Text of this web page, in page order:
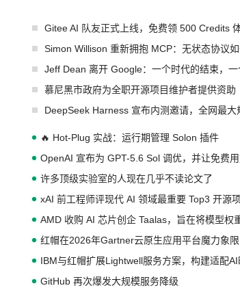
Gitee AI 队友正式上线，免费领 500 Credits
Simon Willison 重新拥抱 MCP：无状态协议
Jeff Dean 离开 Google：一个时代的结束，
慕尼黑市政府为全职开源项目维护者提供资助
DeepSeek Harness 宣布内测邀请，全网最
🔥 Hot-Plug 实战：运行期管理 Solon 插件
OpenAI 宣布为 GPT-5.6 Sol 调优，并让免费
许多顶级实验室的人现在几乎不读论文了
xAI 前工程师评现代 AI 领域最重要 Top3 开源
AMD 收购 AI 芯片创企 Taalas，旨在将模型权
红帽在2026年Gartner云原生应用平台魔力象
IBM与红帽扩展Lightwell服务方案，构建适配
GitHub 再次爆发大规模服务降级